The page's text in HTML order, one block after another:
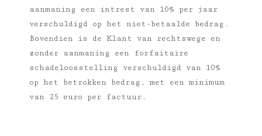
aanmaning een intrest van 10% per jaar
verschuldigd op het niet-betaalde bedrag.
Bovendien is de Klant van rechtswege en
zonder aanmaning een forfaitaire
schadeloosstelling verschuldigd van 10%
op het betrokken bedrag, met een minimum
van 25 euro per factuur.